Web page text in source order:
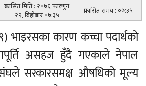
प्रकासित मिति : २०७६ फाल्गुन
२२, बिहीबार ०७:३५
प्रकासित समय : ०७:३५
भाइरसका कारण कच्चा पदार्थको
असहज हुँदै गएकाले नेपाल
सरकारसमक्ष औषधिको मूल्य